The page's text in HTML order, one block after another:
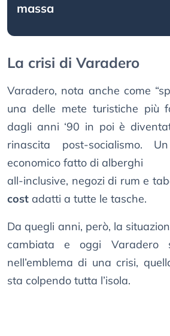
massa
La crisi di Varadero
Varadero, nota anche come
una delle mete turistiche più
dagli anni ‘90 in poi è
rinascita post-socialismo.
economico fatto di alberghi
all-inclusive, negozi di rum e
cost adatti a tutte le tasche.
Da quegli anni, però, la
cambiata e oggi Varadero
nell’emblema di una crisi,
sta colpendo tutta l’isola.